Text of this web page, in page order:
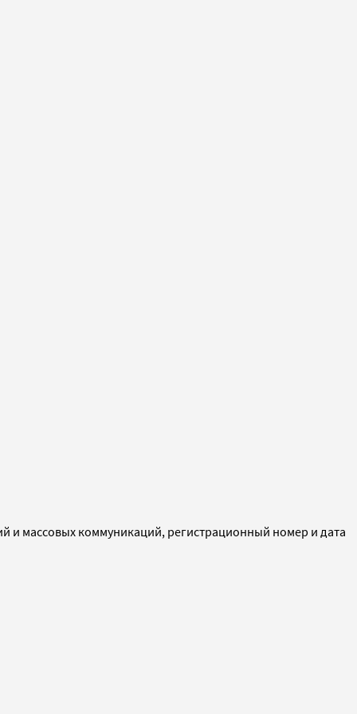
и массовых коммуникаций, регистрационный номер и дата